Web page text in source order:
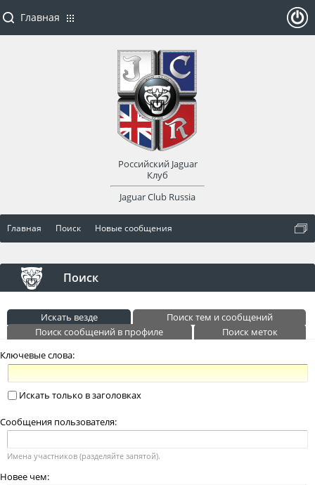
Главная Поиск Новые сообщения
Поиск
Искать везде
Поиск тем и сообщений
Поиск сообщений в профиле
Поиск меток
Ключевые слова:
Искать только в заголовках
Сообщения пользователя:
Имена участников (разделяйте запятой).
Новее чем:
Главная
Российский Jaguar
Клуб
Jaguar Club Russia
оват